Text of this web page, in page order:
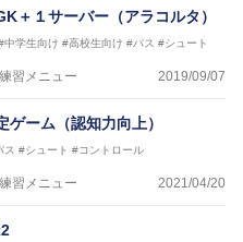
ェネラルライセンス・JFA公認フ
イセンス
田 監督、FC VIGORE 監督
認B級ライセンス・日本サッカー
B級ライセンス
＋１サーバー（アラコルタ）
中学生向け #高校生向け #パス #シュート
習メニュー 2019/09/07
ゲーム（認知力向上）
ス #シュート #コントロール
習メニュー 2021/04/20